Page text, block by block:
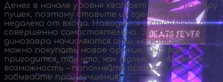
Денег в начале уровня хватает только на пару
пушек, поэтому ставьте их где-нибудь
недалеко от входа. Наводятся и стреляют они
совершенно самостоятельно. За каждого
динозавра начисляются очки, на которые
можно покупать новое оружие. Оно вам
пригодится, так что, как только появляется
возможность – пополняйте арсенал и не
забывайте про улучшения!